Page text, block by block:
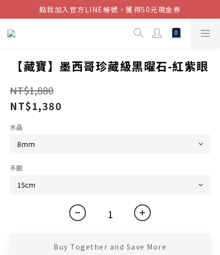
結帳金額滿$1080超取免運
點我加入官方LINE帳號，獲得50元現金券
結帳金額滿$1080超取免運
【藏寶】墨西哥珍藏級黑曜石-紅紫眼
NT$1,880
NT$1,380
水晶
手圍
Buy Together and Save More